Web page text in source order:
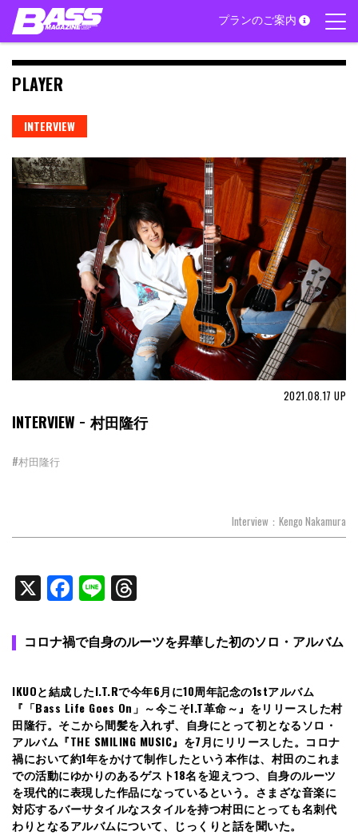
Skip
content
プランのご案内
PLAYER
INTERVIEW
2021.08.17 UP
INTERVIEW − 村田隆行
#村田隆行
Interview：Kengo Nakamura
X Facebook
Line
コロナ禍で自身のルーツを昇華した初のソロ・アルバム
IKUOと結成したI.T.Rで今年6月に10周年記念の1stアルバム
『「Bass Life Goes On」～今こそI.T革命～』をリリースした村
田隆行。そこから間髪を入れず、自身にとって初となるソロ・
アルバム『THE SMILING MUSIC』を7月にリリースした。コロナ
禍において約1年をかけて制作したという本作は、村田のこれま
での活動にゆかりのあるゲスト18名を迎えつつ、自身のルーツ
を現代的に表現した作品になっているという。さまざな音楽に
対応するバーサタイルなスタイルを持つ村田にとっても名刺代
わりとなるアルバムについて、じっくりと話を聞いた。